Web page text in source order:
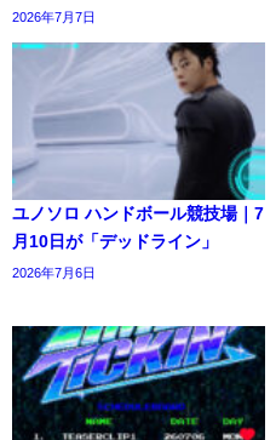
2026年7月7日
ユノソロ ハンドボール競技場｜7
月10日が「デッドライン」
2026年7月6日